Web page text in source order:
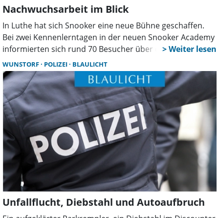
Nachwuchsarbeit im Blick
In Luthe hat sich Snooker eine neue Bühne geschaffen.
Bei zwei Kennenlerntagen in der neuen Snooker Academy
informierten sich rund 70 Besucher über den Sport,
begleitet von WM-Übertragungen und Expertenwissen
von Jugendbundestrainer Felix Frede.
WUNSTORF POLIZEI BLAULICHT
Unfallflucht, Diebstahl und Autoaufbruch